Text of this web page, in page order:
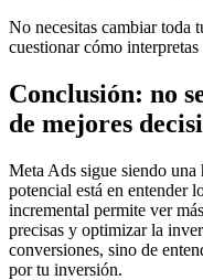
No necesitas cambiar toda
cuestionar cómo interpretas
Conclusión: no
de mejores
Meta Ads sigue siendo una
potencial está en entender
incremental permite ver
precisas y optimizar la
conversiones, sino de
por tu inversión.